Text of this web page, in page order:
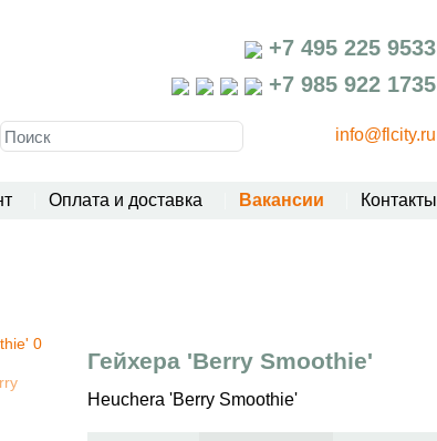
+7 495 225 9533
+7 985 922 1735
info@flcity.ru
Оплата и доставка Вакансии Контакты
Гейхера 'Berry Smoothie'
Heuchera 'Berry Smoothie'